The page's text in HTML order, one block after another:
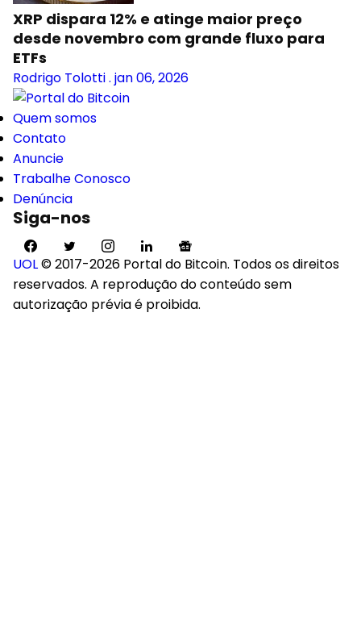
XRP dispara 12% e atinge maior preço
desde novembro com grande fluxo para
ETFs
Rodrigo Tolotti. jan 06, 2026
Quem somos
Contato
Anuncie
Trabalhe Conosco
Denúncia
Siga-nos
UOL© 2017-2026 Portal do Bitcoin. Todos os direitos
reservados. A reprodução do conteúdo sem
autorização prévia é proibida.